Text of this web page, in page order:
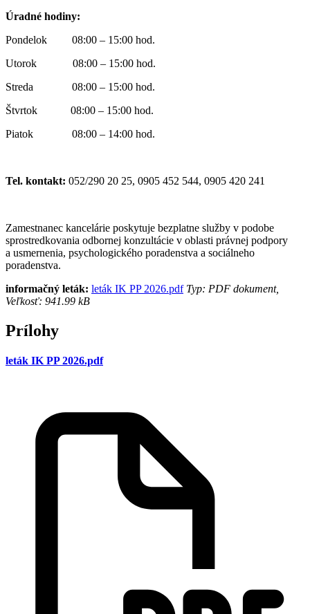
Úradné hodiny:
Pondelok 08:00 – 15:00 hod.
Utorok 08:00 – 15:00 hod.
Streda 08:00 – 15:00 hod.
Štvrtok 08:00 – 15:00 hod.
Piatok 08:00 – 14:00 hod.
Tel. kontakt: 052/290 20 25, 0905 452 544, 0905 420 241
Zamestnanec kancelárie poskytuje bezplatne služby v podobe
sprostredkovania odbornej konzultácie v oblasti právnej podpory
a usmernenia, psychologického poradenstva a sociálneho
poradenstva.
informačný leták: leták IK PP 2026.pdfTyp: PDF dokument,
Veľkosť: 941.99 kB
Prílohy
leták IK PP 2026.pdf